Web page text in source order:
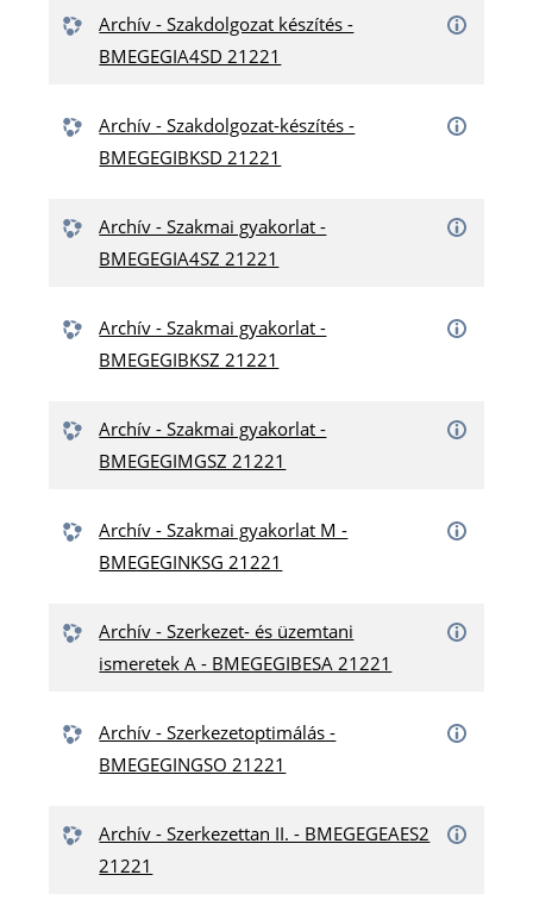
Archív - Szakdolgozat készítés -
BMEGEGIA4SD 21221
Archív - Szakdolgozat-készítés -
BMEGEGIBKSD 21221
Archív - Szakmai gyakorlat -
BMEGEGIA4SZ 21221
Archív - Szakmai gyakorlat -
BMEGEGIBKSZ 21221
Archív - Szakmai gyakorlat -
BMEGEGIMGSZ 21221
Archív - Szakmai gyakorlat M -
BMEGEGINKSG 21221
Archív - Szerkezet- és üzemtani
ismeretek A - BMEGEGIBESA 21221
Archív - Szerkezetoptimálás -
BMEGEGINGSO 21221
Archív - Szerkezettan II. - BMEGEGEAES2
21221